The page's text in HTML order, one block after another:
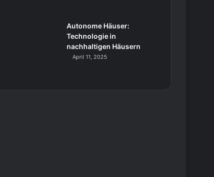
Autonome Häuser:
Technologie in
nachhaltigen Häusern
April 11, 2025